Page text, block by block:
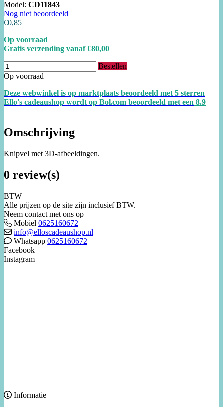
Model: CD11843
Nog niet beoordeeld
€0,85
Op voorraad
Gratis verzending vanaf €80,00
Bestellen
Op voorraad
Deze webwinkel is op marktplaats beoordeeld met 5 sterren
Ello's cadeaushop wordt op Bol.com beoordeeld met een 8.9
Omschrijving
Knipvel met 3D-afbeeldingen.
0 review(s)
BTW
Alle prijzen op de site zijn inclusief BTW.
Neem contact met ons op
Mobiel 0625160672
info@elloscadeaushop.nl
Whatsapp 0625160672
Facebook
Instagram
Informatie